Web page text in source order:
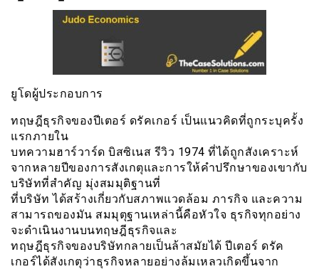
ยูโดผู้ประกอบการ
ทฤษฎีธุรกิจของปีเตอร์ ดรัคเกอร์ เป็นแนวคิดที่ถูกระบุครั้ง
แรกภายใน
บทความฮาร์วาร์ด บิสซิเนส รีวิว 1974 ที่ได้ถูกสังเคราะห์
จากหลายปีของการสังเกตุและการให้คำปรึกษาของเขากับ
บริษัทที่สำคัญ มุ่งสมมุติฐานที่
ที่บริษัท ได้สร้างเกี่ยวกับสภาพแวดล้อม ภารกิจ และความ
สามารถของมัน สมมุตุฐานเหล่านี้คือหัวใจ ธุรกิจทุกอย่าง
จะดำเนินงานบนทฤษฎีธุรกิจและ
ทฤษฎีธุรกิจของบริษัทกลายเป็นล้าสมัยได้ ปีเตอร์ ดรัค
เกอร์ได้สังเกตุว่าธุรกิจหลายอย่างล้มเหลวเกิดขึ้นจาก